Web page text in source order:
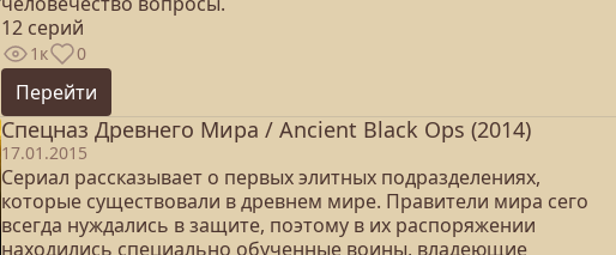
12 серий
1к 0
Перейти
Спецназ Древнего Мира / Ancient Black Ops (2014)
17.01.2015
Сериал рассказывает о первых элитных подразделениях,
которые существовали в древнем мире. Правители мира сего
всегда нуждались в защите, поэтому в их распоряжении
находились специально обученные воины, владеющие